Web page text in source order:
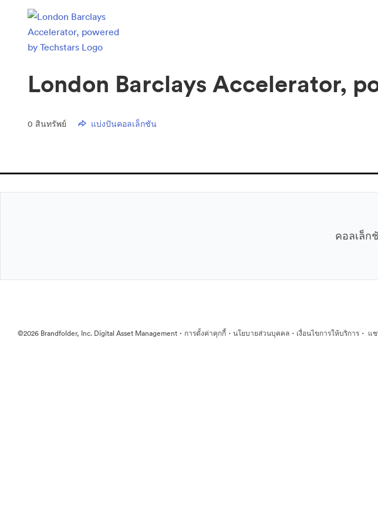
London Barclays Accelerator,
0 สินทรัพย์ แบ่งปันคอลเล็กชัน
คอลเล็ก
©2026 Brandfolder, Inc. Digital Asset Management · การตั้งค่าคุกกี้· นโยบายส่วนบุคคล · เงื่อนไขการให้บริการ · แ